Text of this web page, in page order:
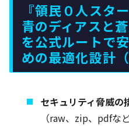
『領民０人スタ
青のディアスと
を公式ルートで
めの最適化設計（
セキュリティ脅威の
（raw、zip、pdfな